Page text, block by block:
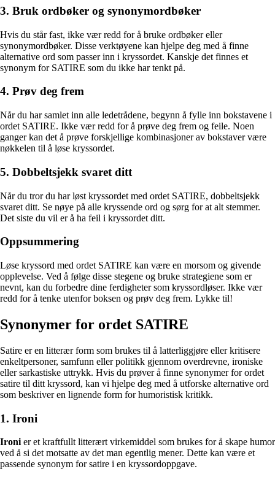
3. Bruk ordbøker og synonymordbøker
Hvis du står fast, ikke vær redd for å bruke ordbøker eller
synonymordbøker. Disse verktøyene kan hjelpe deg med å finne
alternative ord som passer inn i kryssordet. Kanskje det finnes et
synonym for SATIRE som du ikke har tenkt på.
4. Prøv deg frem
Når du har samlet inn alle ledetrådene, begynn å fylle inn bokstavene i
ordet SATIRE. Ikke vær redd for å prøve deg frem og feile. Noen
ganger kan det å prøve forskjellige kombinasjoner av bokstaver være
nøkkelen til å løse kryssordet.
5. Dobbeltsjekk svaret ditt
Når du tror du har løst kryssordet med ordet SATIRE, dobbeltsjekk
svaret ditt. Se nøye på alle kryssende ord og sørg for at alt stemmer.
Det siste du vil er å ha feil i kryssordet ditt.
Oppsummering
Løse kryssord med ordet SATIRE kan være en morsom og givende
opplevelse. Ved å følge disse stegene og bruke strategiene som er
nevnt, kan du forbedre dine ferdigheter som kryssordløser. Ikke vær
redd for å tenke utenfor boksen og prøv deg frem. Lykke til!
Synonymer for ordet SATIRE
Satire er en litterær form som brukes til å latterliggjøre eller kritisere
enkeltpersoner, samfunn eller politikk gjennom overdrevne, ironiske
eller sarkastiske uttrykk. Hvis du prøver å finne synonymer for ordet
satire til ditt kryssord, kan vi hjelpe deg med å utforske alternative ord
som beskriver en lignende form for humoristisk kritikk.
1. Ironi
Ironi er et kraftfullt litterært virkemiddel som brukes for å skape humor
ved å si det motsatte av det man egentlig mener. Dette kan være et
passende synonym for satire i en kryssordoppgave.